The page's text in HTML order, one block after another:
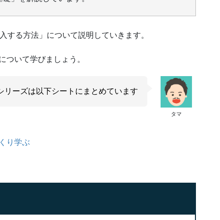
する方法」について説明していきます。
ついて学びましょう。
タマ
リーズは以下シートにまとめています
り学ぶ